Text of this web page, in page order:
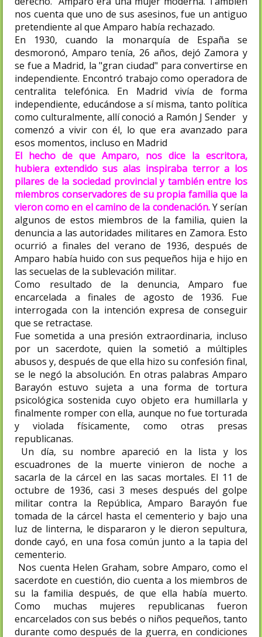
nos cuenta que uno de sus asesinos, fue un antiguo
pretendiente al que Amparo había rechazado.
En 1930, cuando la monarquía de España se
desmoronó, Amparo tenía, 26 años, dejó Zamora y
se fue a Madrid, la "gran ciudad" para convertirse en
independiente. Encontró trabajo como operadora de
centralita telefónica. En Madrid vivía de forma
independiente, educándose a sí misma, tanto política
como culturalmente, allí conoció a Ramón J Sender y
comenzó a vivir con él, lo que era avanzado para
esos momentos, incluso en Madrid
El hecho de que Amparo, nos dice la escritora,
hubiera extendido sus alas inspiraba terror a los
pilares de la sociedad provincial y también entre los
miembros conservadores de su propia familia que la
vieron como en el camino de la condenación.Y serían
algunos de estos miembros de la familia, quien la
denuncia a las autoridades militares en Zamora. Esto
ocurrió a finales del verano de 1936, después de
Amparo había huido con sus pequeños hija e hijo en
las secuelas de la sublevación militar.
Como resultado de la denuncia, Amparo fue
encarcelada a finales de agosto de 1936. Fue
interrogada con la intención expresa de conseguir
que se retractase.
Fue sometida a una presión extraordinaria, incluso
por un sacerdote, quien la sometió a múltiples
abusos y, después de que ella hizo su confesión final,
se le negó la absolución. En otras palabras Amparo
Barayón estuvo sujeta a una forma de tortura
psicológica sostenida cuyo objeto era humillarla y
finalmente romper con ella, aunque no fue torturada
y violada físicamente, como otras presas
republicanas.
Un día, su nombre apareció en la lista y los
escuadrones de la muerte vinieron de noche a
sacarla de la cárcel en las sacas mortales. El 11 de
octubre de 1936, casi 3 meses después del golpe
militar contra la República, Amparo Barayón fue
tomada de la cárcel hasta el cementerio y bajo una
luz de linterna, le dispararon y le dieron sepultura,
donde cayó, en una fosa común junto a la tapia del
cementerio.
Nos cuenta Helen Graham, sobre Amparo, como el
sacerdote en cuestión, dio cuenta a los miembros de
su la familia después, de que ella había muerto.
Como muchas mujeres republicanas fueron
encarcelados con sus bebés o niños pequeños, tanto
durante como después de la guerra, en condiciones